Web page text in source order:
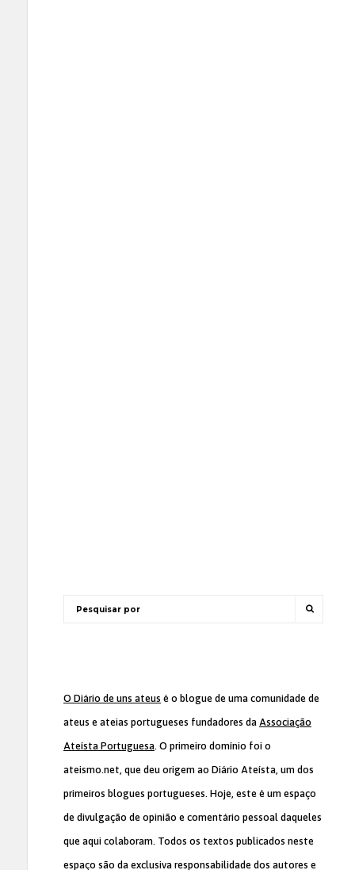
O Diário de uns ateus é o blogue de uma comunidade de
ateus e ateias portugueses fundadores da Associação
Ateísta Portuguesa. O primeiro domínio foi o
ateismo.net, que deu origem ao Diário Ateísta, um dos
primeiros blogues portugueses. Hoje, este é um espaço
de divulgação de opinião e comentário pessoal daqueles
que aqui colaboram. Todos os textos publicados neste
espaço são da exclusiva responsabilidade dos autores e